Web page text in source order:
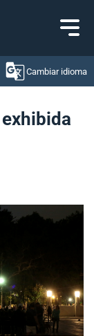
Cambiar idioma